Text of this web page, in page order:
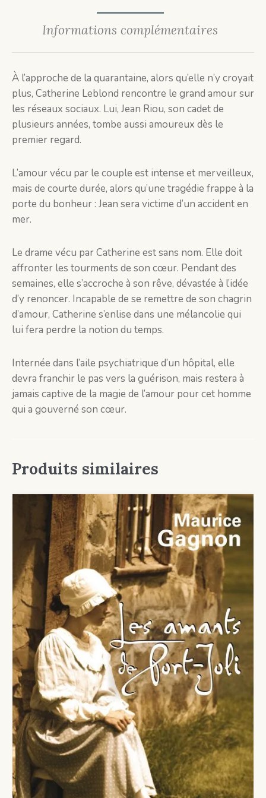
Informations complémentaires
À l’approche de la quarantaine, alors qu’elle n’y croyait
plus, Catherine Leblond rencontre le grand amour sur
les réseaux sociaux. Lui, Jean Riou, son cadet de
plusieurs années, tombe aussi amoureux dès le
premier regard.
L’amour vécu par le couple est intense et merveilleux,
mais de courte durée, alors qu’une tragédie frappe à la
porte du bonheur : Jean sera victime d’un accident en
mer.
Le drame vécu par Catherine est sans nom. Elle doit
affronter les tourments de son cœur. Pendant des
semaines, elle s’accroche à son rêve, dévastée à l’idée
d’y renoncer. Incapable de se remettre de son chagrin
d’amour, Catherine s’enlise dans une mélancolie qui
lui fera perdre la notion du temps.
Internée dans l’aile psychiatrique d’un hôpital, elle
devra franchir le pas vers la guérison, mais restera à
jamais captive de la magie de l’amour pour cet homme
qui a gouverné son cœur.
Produits similaires